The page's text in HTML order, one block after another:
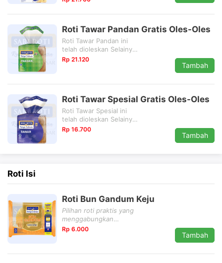
Roti Tawar Pandan Gratis Oles-Oles
Roti Tawar Pandan ini
telah dioleskan Selainya
Gratis.
Rp 21.120
Tambah
Roti Tawar Spesial Gratis Oles-Oles
Roti Tawar Spesial ini
telah dioleskan Selainya
Gratis.
Rp 16.700
Tambah
Roti Isi
Roti Bun Gandum Keju
Pilihan roti praktis yang
menggabungkan
kelembutan roti gandum
Rp 6.000
Tambah